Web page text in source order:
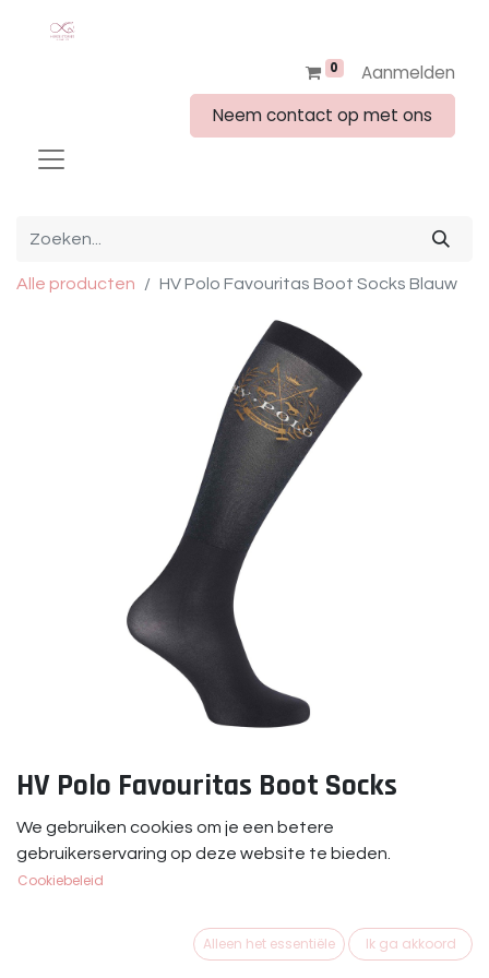
0
Aanmelden
Neem contact op met ons
Alle producten HV Polo Favouritas Boot Socks Blauw
HV Polo Favouritas Boot Socks
Blauw
HV Polo Favouritas Bootsocks Blauw
We gebruiken cookies om je een betere
gebruikerservaring op deze website te bieden.
Cookiebeleid
Alleen het essentiële Ik ga akkoord